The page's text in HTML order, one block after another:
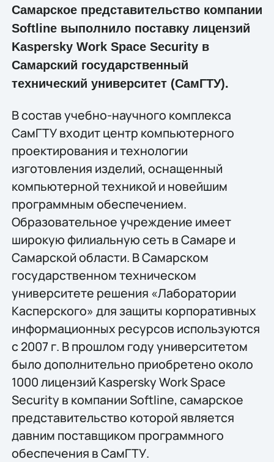
Самарское представительство компании
Softline выполнило поставку лицензий
Kaspersky Work Space Security в
Самарский государственный
технический университет (СамГТУ).
В состав учебно-научного комплекса
СамГТУ входит центр компьютерного
проектирования и технологии
изготовления изделий, оснащенный
компьютерной техникой и новейшим
программным обеспечением.
Образовательное учреждение имеет
широкую филиальную сеть в Самаре и
Самарской области. В Самарском
государственном техническом
университете решения «Лаборатории
Касперского» для защиты корпоративных
информационных ресурсов используются
с 2007 г. В прошлом году университетом
было дополнительно приобретено около
1000 лицензий Kaspersky Work Space
Security в компании Softline, самарское
представительство которой является
давним поставщиком программного
обеспечения в СамГТУ.